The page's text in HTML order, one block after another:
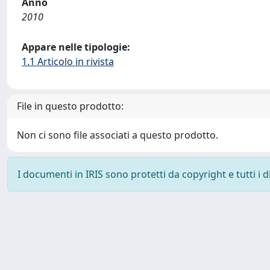
2010
Appare nelle tipologie:
1.1 Articolo in rivista
File in questo prodotto:
Non ci sono file associati a questo prodotto.
I documenti in IRIS sono protetti da copyright e tutti i